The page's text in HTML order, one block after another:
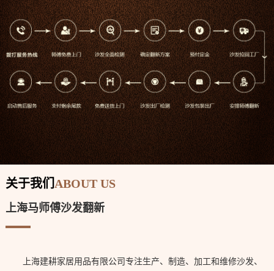
沙发案例 沙发案例
沙发案例 沙发案例
关于我们 ABOUT US
上海马师傅沙发翻新
上海建耕家居用品有限公司专注生产、制造、加工和维修沙发、